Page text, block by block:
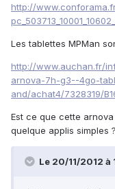
http://
Les tablettes MPMan
http://www.auchan.fr/
arnova-7h-g3--4go-
and/achat4/7328319/
Est ce que cette
quelque applis simples ?
Le 20/11/2012 à